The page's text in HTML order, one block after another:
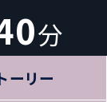
分
ーリー